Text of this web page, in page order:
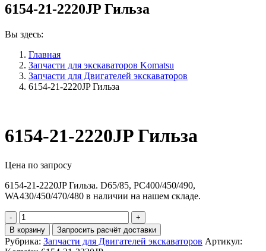
6154-21-2220JP Гильза
Вы здесь:
Главная
Запчасти для экскаваторов Komatsu
Запчасти для Двигателей экскаваторов
6154-21-2220JP Гильза
6154-21-2220JP Гильза
Цена по запросу
6154-21-2220JP Гильза. D65/85, PC400/450/490,
WA430/450/470/480 в наличии на нашем складе.
Количество
6154-
21-
2220JP
В корзину Запросить расчёт доставки
Рубрика: Запчасти для Двигателей экскаваторов Артикул: